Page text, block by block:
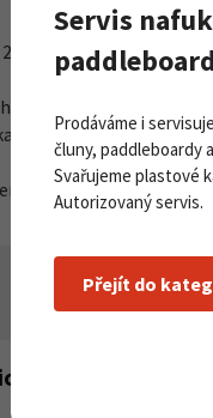
cm.
řezání lan.
plovací vesty.
na přivázání.
a tkaninou
Servis
Prodáváme i
čluny, paddleboardy
Svařujeme plastové
Autorizovaný servis.
Přejít do